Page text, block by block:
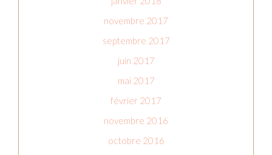
novembre 2017
septembre 2017
juin 2017
mai 2017
février 2017
novembre 2016
octobre 2016